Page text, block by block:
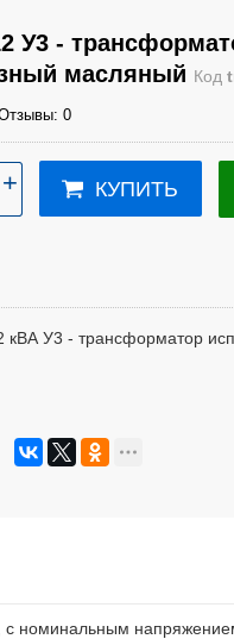
У3 -
масляный Код
0
+ КУПИТЬ
У3 - трансформатор
номинальным